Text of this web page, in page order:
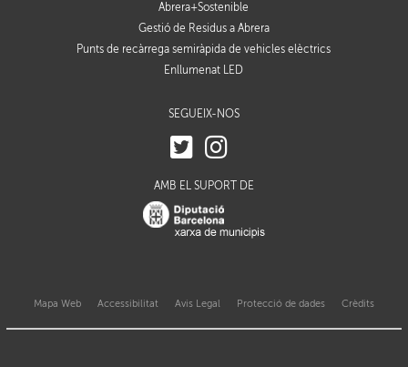
Abrera+Sostenible
Gestió de Residus a Abrera
Punts de recàrrega semiràpida de vehicles elèctrics
Enllumenat LED
SEGUEIX-NOS
AMB EL SUPORT DE
Mapa Web Accessibilitat Avis Legal Protecció de dades Crèdits